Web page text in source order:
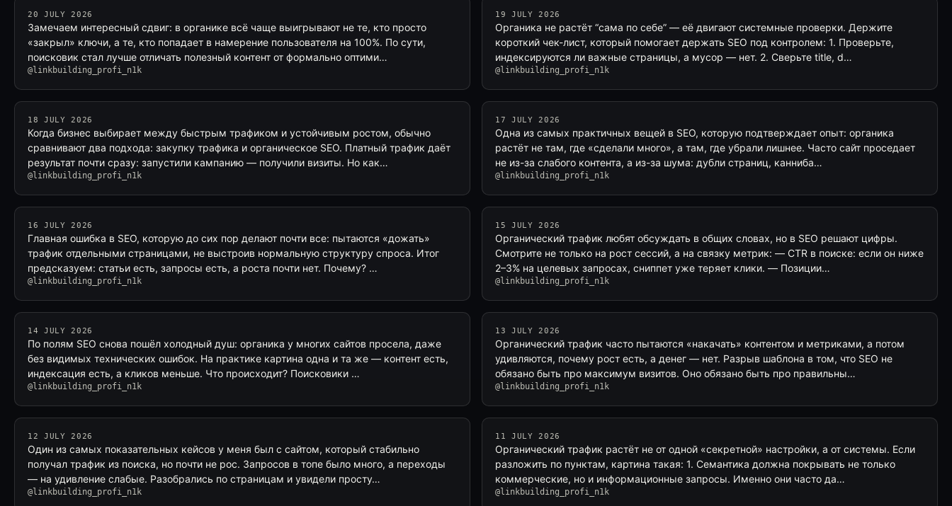
20 JULY 2026
Замечаем интересный сдвиг: в органике всё чаще выигрывают не те, кто просто
«закрыл» ключи, а те, кто попадает в намерение пользователя на 100%. По сути,
поисковик стал лучше отличать полезный контент от формально оптими…
@linkbuilding_profi_n1k
19 JULY 2026
Органика не растёт “сама по себе” — её двигают системные проверки. Держите
короткий чек-лист, который помогает держать SEO под контролем: 1. Проверьте,
индексируются ли важные страницы, а мусор — нет. 2. Сверьте title, d…
@linkbuilding_profi_n1k
18 JULY 2026
Когда бизнес выбирает между быстрым трафиком и устойчивым ростом, обычно
сравнивают два подхода: закупку трафика и органическое SEO. Платный трафик даёт
результат почти сразу: запустили кампанию — получили визиты. Но как…
@linkbuilding_profi_n1k
17 JULY 2026
Одна из самых практичных вещей в SEO, которую подтверждает опыт: органика
растёт не там, где «сделали много», а там, где убрали лишнее. Часто сайт проседает
не из-за слабого контента, а из-за шума: дубли страниц, канниба…
@linkbuilding_profi_n1k
16 JULY 2026
Главная ошибка в SEO, которую до сих пор делают почти все: пытаются «дожать»
трафик отдельными страницами, не выстроив нормальную структуру спроса. Итог
предсказуем: статьи есть, запросы есть, а роста почти нет. Почему? …
@linkbuilding_profi_n1k
15 JULY 2026
Органический трафик любят обсуждать в общих словах, но в SEO решают цифры.
Смотрите не только на рост сессий, а на связку метрик: — CTR в поиске: если он ниже
2–3% на целевых запросах, сниппет уже теряет клики. — Позиции…
@linkbuilding_profi_n1k
14 JULY 2026
По полям SEO снова пошёл холодный душ: органика у многих сайтов просела, даже
без видимых технических ошибок. На практике картина одна и та же — контент есть,
индексация есть, а кликов меньше. Что происходит? Поисковики …
@linkbuilding_profi_n1k
13 JULY 2026
Органический трафик часто пытаются «накачать» контентом и метриками, а потом
удивляются, почему рост есть, а денег — нет. Разрыв шаблона в том, что SEO не
обязано быть про максимум визитов. Оно обязано быть про правильны…
@linkbuilding_profi_n1k
12 JULY 2026
Один из самых показательных кейсов у меня был с сайтом, который стабильно
получал трафик из поиска, но почти не рос. Запросов в топе было много, а переходы
— на удивление слабые. Разобрались по страницам и увидели просту…
@linkbuilding_profi_n1k
11 JULY 2026
Органический трафик растёт не от одной «секретной» настройки, а от системы. Если
разложить по пунктам, картина такая: 1. Семантика должна покрывать не только
коммерческие, но и информационные запросы. Именно они часто да…
@linkbuilding_profi_n1k